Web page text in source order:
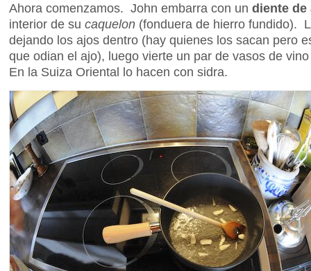
Ahora comenzamos. John embarra con un diente de
interior de su caquelon (fonduera de hierro fundido).
dejando los ajos dentro (hay quienes los sacan pero
que odian el ajo), luego vierte un par de vasos de
En la Suiza Oriental lo hacen con sidra.